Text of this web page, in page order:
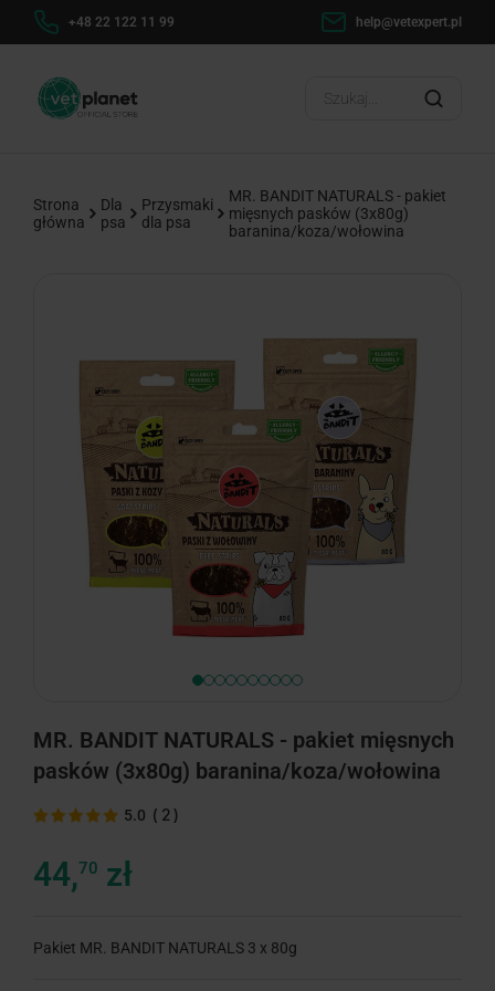
+48 22 122 11 99 help@vetexpert.pl
Strona
główna
Dla
psa
Przysmaki
dla psa
MR. BANDIT NATURALS - pakiet
mięsnych pasków (3x80g)
baranina/koza/wołowina
MR. BANDIT NATURALS - pakiet mięsnych
pasków (3x80g) baranina/koza/wołowina
5.0 ( 2 )
44,70 zł
Pakiet MR. BANDIT NATURALS 3 x 80g